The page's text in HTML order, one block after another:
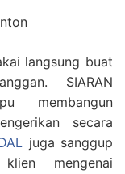
langsung buat
SIARAN
membangun
secara
juga sanggup
klien mengenai